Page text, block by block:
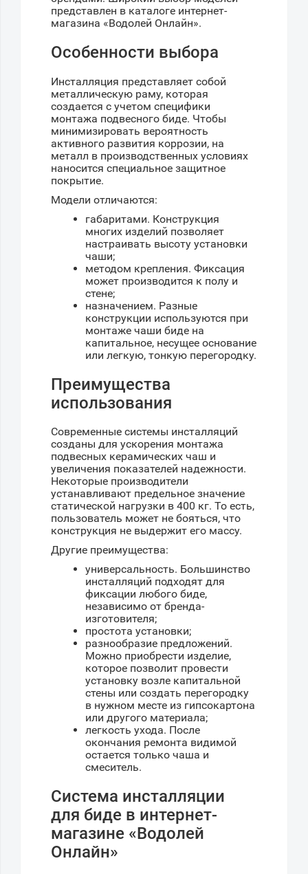
представлен в каталоге интернет-
магазина «Водолей Онлайн».
Особенности выбора
Инсталляция представляет собой
металлическую раму, которая
создается с учетом специфики
монтажа подвесного биде. Чтобы
минимизировать вероятность
активного развития коррозии, на
металл в производственных условиях
наносится специальное защитное
покрытие.
Модели отличаются:
габаритами. Конструкция
многих изделий позволяет
настраивать высоту установки
чаши;
методом крепления. Фиксация
может производится к полу и
стене;
назначением. Разные
конструкции используются при
монтаже чаши биде на
капитальное, несущее основание
или легкую, тонкую перегородку.
Преимущества
использования
Современные системы инсталляций
созданы для ускорения монтажа
подвесных керамических чаш и
увеличения показателей надежности.
Некоторые производители
устанавливают предельное значение
статической нагрузки в 400 кг. То есть,
пользователь может не бояться, что
конструкция не выдержит его массу.
Другие преимущества:
универсальность. Большинство
инсталляций подходят для
фиксации любого биде,
независимо от бренда-
изготовителя;
простота установки;
разнообразие предложений.
Можно приобрести изделие,
которое позволит провести
установку возле капитальной
стены или создать перегородку
в нужном месте из гипсокартона
или другого материала;
легкость ухода. После
окончания ремонта видимой
остается только чаша и
смеситель.
Система инсталляции
для биде в интернет-
магазине «Водолей
Онлайн»